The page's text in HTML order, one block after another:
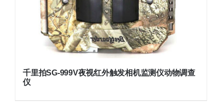
千里拍SG-999V夜视红外触发相机监测仪动物调查
仪